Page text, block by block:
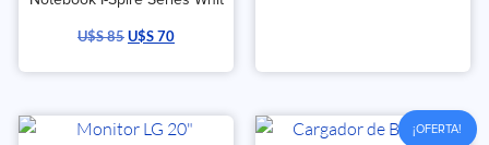
U$S85U$S70
¡OFERTA!